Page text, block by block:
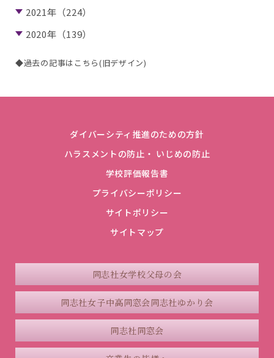
2021年（224）
2020年（139）
◆過去の記事はこちら(旧デザイン)
ダイバーシティ推進のための方針
ハラスメントの防止・ いじめの防止
学校評価報告書
プライバシーポリシー
サイトポリシー
サイトマップ
同志社女学校父母の会
同志社女子中高同窓会同志社ゆかり会
同志社同窓会